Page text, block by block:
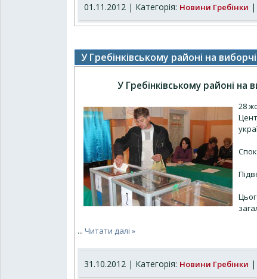
01.11.2012 | Категорія: Новини Гребінки |
У Гребінківському районі на
У Гребінківському районі
28
... Читати далі »
31.10.2012 | Категорія: Новини Гребінки |